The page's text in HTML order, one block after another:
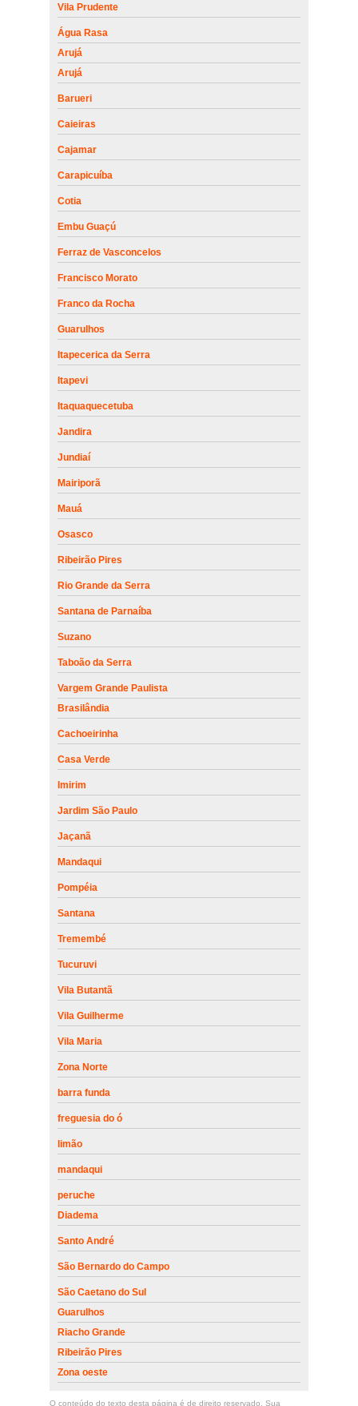
Vila Prudente
Água Rasa
Arujá
Arujá
Barueri
Caieiras
Cajamar
Carapicuíba
Cotia
Embu Guaçú
Ferraz de Vasconcelos
Francisco Morato
Franco da Rocha
Guarulhos
Itapecerica da Serra
Itapevi
Itaquaquecetuba
Jandira
Jundiaí
Mairiporã
Mauá
Osasco
Ribeirão Pires
Rio Grande da Serra
Santana de Parnaíba
Suzano
Taboão da Serra
Vargem Grande Paulista
Brasilândia
Cachoeirinha
Casa Verde
Imirim
Jardim São Paulo
Jaçanã
Mandaqui
Pompéia
Santana
Tremembé
Tucuruvi
Vila Butantã
Vila Guilherme
Vila Maria
Zona Norte
barra funda
freguesia do ó
limão
mandaqui
peruche
Diadema
Santo André
São Bernardo do Campo
São Caetano do Sul
Guarulhos
Riacho Grande
Ribeirão Pires
Zona oeste
O conteúdo do texto desta página é de direito reservado. Sua